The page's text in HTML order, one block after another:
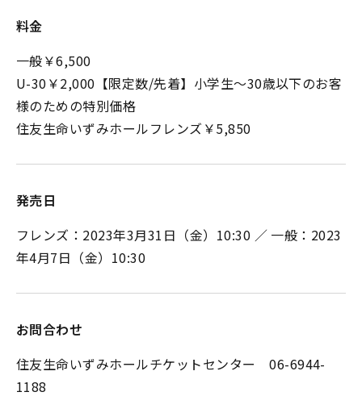
料金
一般￥6,500
U-30￥2,000【限定数/先着】小学生～30歳以下のお客
様のための特別価格
住友生命いずみホールフレンズ￥5,850
発売日
フレンズ：2023年3月31日（金）10:30 ／ 一般：2023
年4月7日（金）10:30
お問合わせ
住友生命いずみホールチケットセンター 06-6944-
1188